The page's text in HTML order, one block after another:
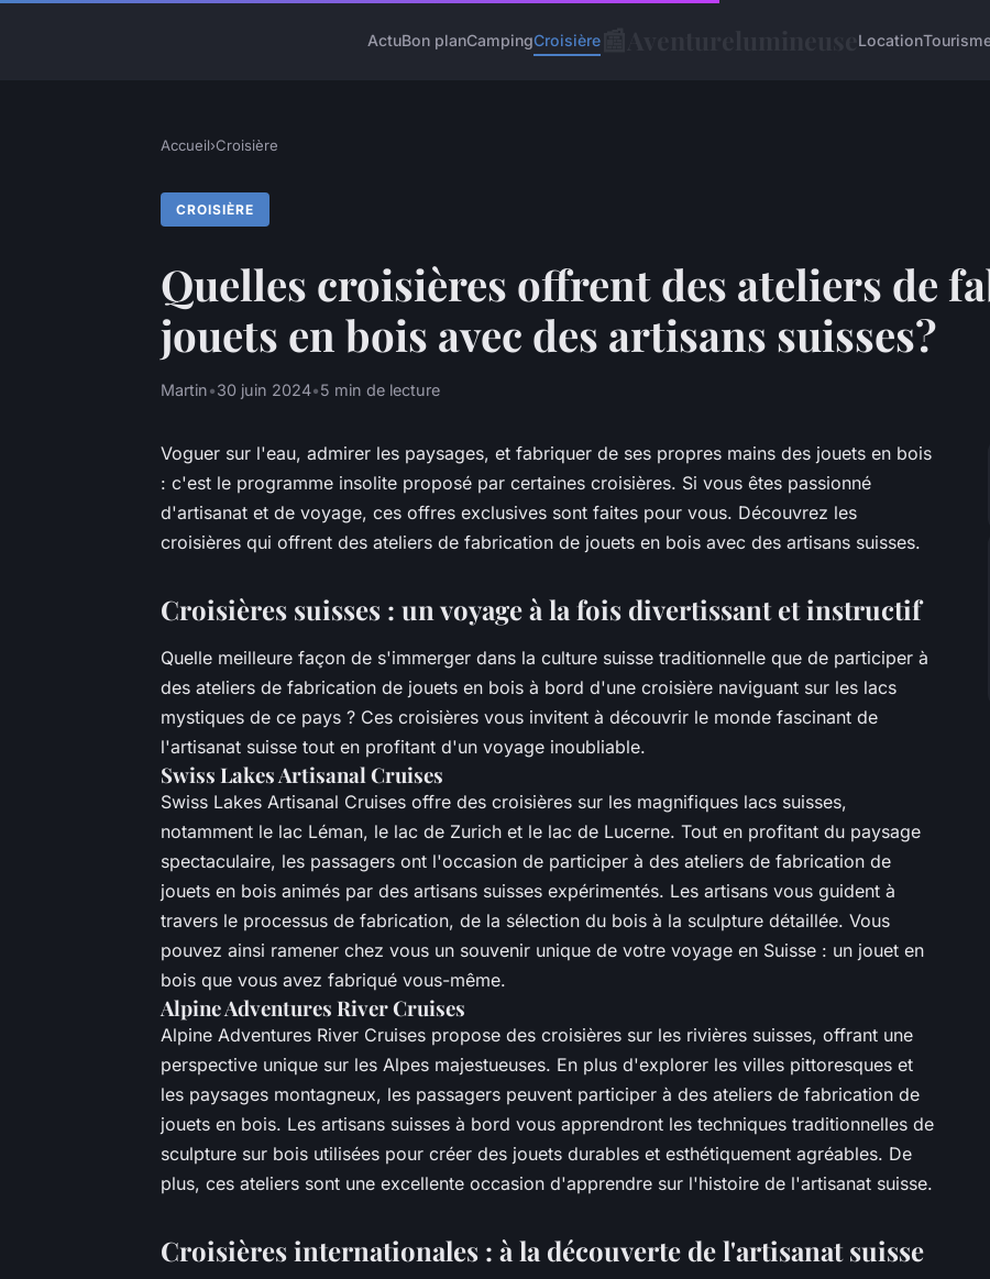
ActuBon planCampingCroisière Location
Accueil›Croisière
CROISIÈRE
Quelles croisières offrent des ateliers de
jouets en bois avec des artisans suisses?
Martin•30 juin 2024•5 min de lecture
Voguer sur l'eau, admirer les paysages, et fabriquer de ses propres mains des jouets en bois
: c'est le programme insolite proposé par certaines croisières. Si vous êtes passionné
d'artisanat et de voyage, ces offres exclusives sont faites pour vous. Découvrez les
croisières qui offrent des ateliers de fabrication de jouets en bois avec des artisans suisses.
Croisières suisses : un voyage à la fois divertissant et instructif
Quelle meilleure façon de s'immerger dans la culture suisse traditionnelle que de participer à
des ateliers de fabrication de jouets en bois à bord d'une croisière naviguant sur les lacs
mystiques de ce pays ? Ces croisières vous invitent à découvrir le monde fascinant de
l'artisanat suisse tout en profitant d'un voyage inoubliable.
Swiss Lakes Artisanal Cruises
Swiss Lakes Artisanal Cruises offre des croisières sur les magnifiques lacs suisses,
notamment le lac Léman, le lac de Zurich et le lac de Lucerne. Tout en profitant du paysage
spectaculaire, les passagers ont l'occasion de participer à des ateliers de fabrication de
jouets en bois animés par des artisans suisses expérimentés. Les artisans vous guident à
travers le processus de fabrication, de la sélection du bois à la sculpture détaillée. Vous
pouvez ainsi ramener chez vous un souvenir unique de votre voyage en Suisse : un jouet en
bois que vous avez fabriqué vous-même.
Alpine Adventures River Cruises
Alpine Adventures River Cruises propose des croisières sur les rivières suisses, offrant une
perspective unique sur les Alpes majestueuses. En plus d'explorer les villes pittoresques et
les paysages montagneux, les passagers peuvent participer à des ateliers de fabrication de
jouets en bois. Les artisans suisses à bord vous apprendront les techniques traditionnelles de
sculpture sur bois utilisées pour créer des jouets durables et esthétiquement agréables. De
plus, ces ateliers sont une excellente occasion d'apprendre sur l'histoire de l'artisanat suisse.
Croisières internationales : à la découverte de l'artisanat suisse